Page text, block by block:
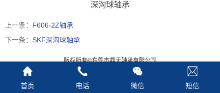
深沟球轴承
上一条： F606-2Z轴承
下一条： SKF深沟球轴承
首页 电话 微信 短信
版权所有©东莞市鼎天轴承有限公司
技术支持：企慕电子商务